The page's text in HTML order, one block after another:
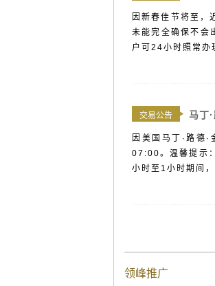
因新春佳节将至，
未能完全确保不会
户可24小时照常办
交易公告 马丁
因美国马丁·路德
07:00。温馨提示
小时至1小时期间
领峰推广